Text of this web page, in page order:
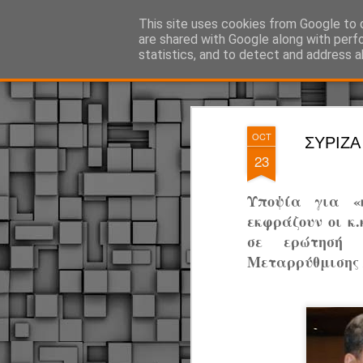
OCT
23
ΣΥΡΙΖΑ
Υποψία για
εκφράζουν οι
σε ερώτησή
This site uses cookies from Google to
are shared with Google along with
statistics, and to detect and address
ΔΗΜΟΤΙΚΗ ΑΣΤΥΝΟΜΙΑ, τα νέα!